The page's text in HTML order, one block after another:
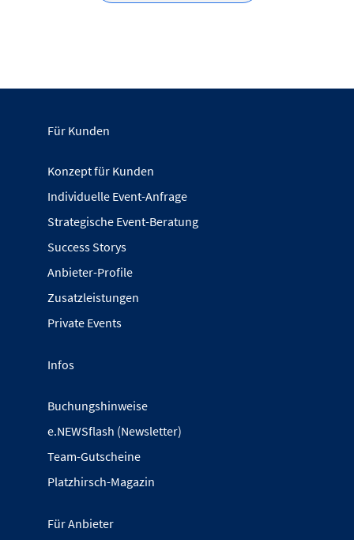
Für Kunden
Konzept für Kunden
Individuelle Event-Anfrage
Strategische Event-Beratung
Success Storys
Anbieter-Profile
Zusatzleistungen
Private Events
Infos
Buchungshinweise
e.NEWSflash (Newsletter)
Team-Gutscheine
Platzhirsch-Magazin
Für Anbieter